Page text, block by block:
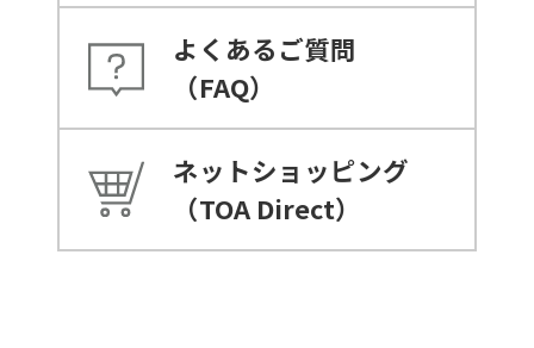
よくあるご質問
（FAQ）
ネットショッピング
（TOA Direct）